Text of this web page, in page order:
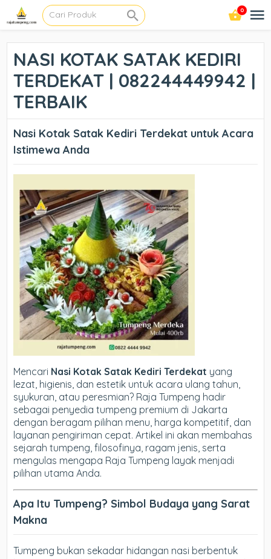
0
NASI KOTAK SATAK KEDIRI
TERDEKAT | 082244449942 |
TERBAIK
Nasi Kotak Satak Kediri Terdekat untuk Acara
Istimewa Anda
Mencari Nasi Kotak Satak Kediri Terdekat yang
lezat, higienis, dan estetik untuk acara ulang tahun,
syukuran, atau peresmian? Raja Tumpeng hadir
sebagai penyedia tumpeng premium di Jakarta
dengan beragam pilihan menu, harga kompetitif, dan
layanan pengiriman cepat. Artikel ini akan membahas
sejarah tumpeng, filosofinya, ragam jenis, serta
mengulas mengapa Raja Tumpeng layak menjadi
pilihan utama Anda.
Apa Itu Tumpeng? Simbol Budaya yang Sarat
Makna
Tumpeng bukan sekadar hidangan nasi berbentuk